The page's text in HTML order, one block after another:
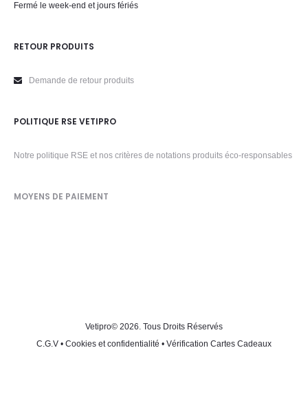
Fermé le week-end et jours fériés
RETOUR PRODUITS
Demande de retour produits
POLITIQUE RSE VETIPRO
Notre politique RSE et nos critères de notations produits éco-responsables
MOYENS DE PAIEMENT
Vetipro© 2026. Tous Droits Réservés
C.G.V • Cookies et confidentialité • Vérification Cartes Cadeaux